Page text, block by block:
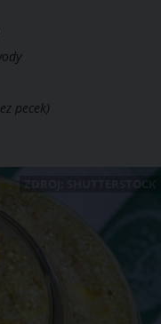
pecek)
ZDROJ: SHUTTERSTOCK